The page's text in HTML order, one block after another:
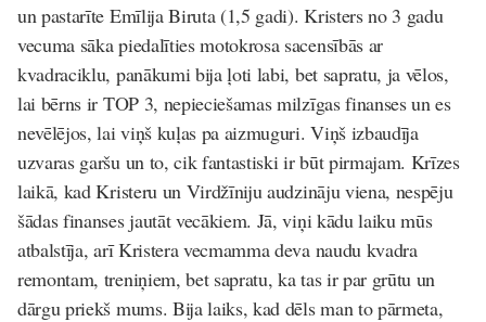
un pastarīte Emīlija Biruta (1,5 gadi). Kristers no 3 gadu
vecuma sāka piedalīties motokrosa sacensībās ar
kvadraciklu, panākumi bija ļoti labi, bet sapratu, ja vēlos,
lai bērns ir TOP 3, nepieciešamas milzīgas finanses un es
nevēlējos, lai viņš kuļas pa aizmuguri. Viņš izbaudīja
uzvaras garšu un to, cik fantastiski ir būt pirmajam. Krīzes
laikā, kad Kristeru un Virdžīniju audzināju viena, nespēju
šādas finanses jautāt vecākiem. Jā, viņi kādu laiku mūs
atbalstīja, arī Kristera vecmamma deva naudu kvadra
remontam, treniņiem, bet sapratu, ka tas ir par grūtu un
dārgu priekš mums. Bija laiks, kad dēls man to pārmeta,